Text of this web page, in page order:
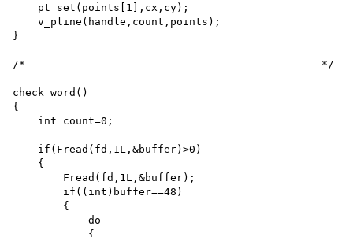
    pt_set(points[1],cx,cy);
    v_pline(handle,count,points);
}
/* --------------------------------------------- */
check_word()
{
    int count=0;
    if(Fread(fd,1L,&buffer)>0)
    {
        Fread(fd,1L,&buffer);
        if((int)buffer==48)
        {
            do
            {